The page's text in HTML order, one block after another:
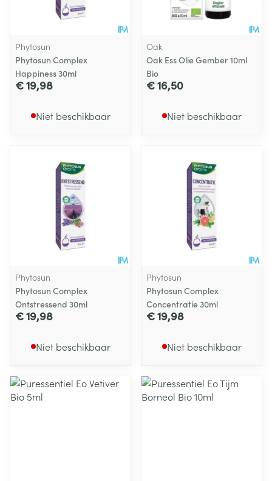
Phytosun
Phytosun Complex
Happiness 30ml
€ 19,98
Niet beschikbaar
Oak
Oak Ess Olie Gember 10ml
Bio
€ 16,50
Niet beschikbaar
Phytosun
Phytosun Complex
Ontstressend 30ml
€ 19,98
Niet beschikbaar
Phytosun
Phytosun Complex
Concentratie 30ml
€ 19,98
Niet beschikbaar